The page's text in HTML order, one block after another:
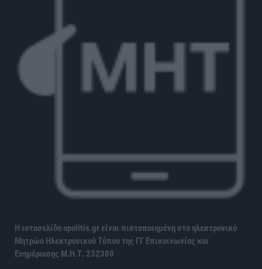
Η ιστοσελίδα opolitis.gr είναι πιστοποιημένη στο ηλεκτρονικό
Μητρώο Ηλεκτρονικού Τύπου της ΓΓ Επικοινωνίας και
Ενημέρωσης Μ.Η.Τ. 232380